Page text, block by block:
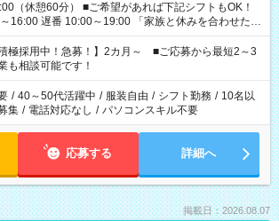
■ご希望があれば下記シフトもOK！
遅番 10:00～19:00 「家族と休みを合わせた
を持って夕飯の準備がしたい」 「できれば残業はし
など、ご希望を教えてくださいね。 ※Wワーク希望
覧のお仕事で希望する勤務時間と、もう1つのお仕事
。 合計で週40時間を超える場合は応募できません。
積極採用中！急募！】2カ月～ ■ご応募から最短2～3
も相談可能です！
/ 40～50代活躍中 / 服装自由 / シフト勤務 / 10名以
集 / 電話対応なし / パソコンスキル不要
応募する 詳細へ
掲載日：2026.08.07